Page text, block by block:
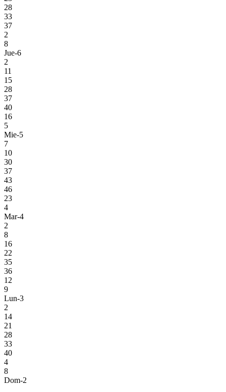
28
33
37
2
8
Jue-6
2
11
15
28
37
40
16
5
Mie-5
7
10
30
37
43
46
23
4
Mar-4
2
8
16
22
35
36
12
9
Lun-3
2
14
21
28
33
40
4
8
Dom-2